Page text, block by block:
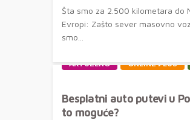
Šta smo za 2.500 kilometara do
Evropi: Zašto sever masovno
smo...
AKTUELNO ONLINE PLUS
Besplatni auto putevi u
to moguće?